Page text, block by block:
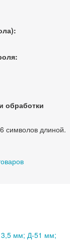
обработки
символов длиной.
3,5 мм; Д-51 мм;